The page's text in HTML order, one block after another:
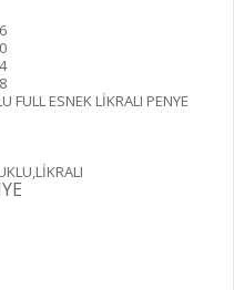
FULL ESNEK LİKRALI PENYE